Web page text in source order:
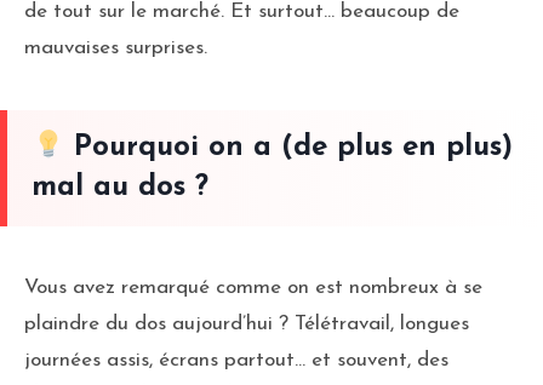
de tout sur le marché. Et surtout… beaucoup de
mauvaises surprises.
Pourquoi on a (de plus en plus)
mal au dos ?
Vous avez remarqué comme on est nombreux à se
plaindre du dos aujourd’hui ? Télétravail, longues
journées assis, écrans partout… et souvent, des